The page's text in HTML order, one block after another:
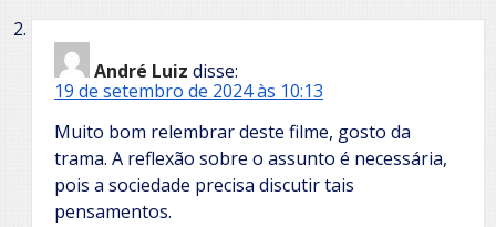
André Luiz disse:
19 de setembro de 2024 às 10:13
Muito bom relembrar deste filme, gosto da
trama. A reflexão sobre o assunto é necessária,
pois a sociedade precisa discutir tais
pensamentos.